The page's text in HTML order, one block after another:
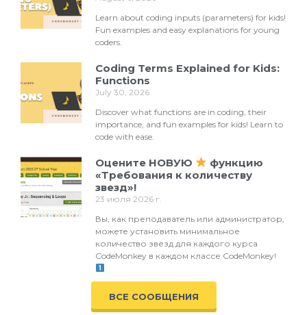
ВСЕ СООБЩЕНИЯ
Learn about coding inputs (parameters) for kids!
Fun examples and easy explanations for young
coders.
Coding Terms Explained for Kids:
Functions
July 30, 2026
Discover what functions are in coding, their
importance, and fun examples for kids! Learn to
code with ease.
Оцените НОВУЮ
функцию
«Требования к количеству
звезд»!
23 июля 2026 г.
Вы, как преподаватель или администратор,
можете установить минимальное
количество звезд для каждого курса
CodeMonkey в каждом классе CodeMonkey!